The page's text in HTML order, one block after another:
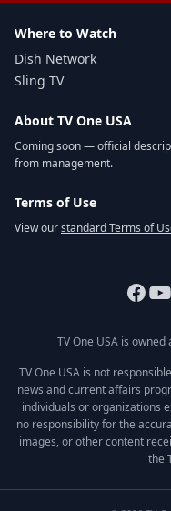
Where to Watch
Dish Network
Sling TV
About TV One USA
Coming soon — official
from management.
Terms of Use
View ourstandard Terms of
TV One USA is
TV One USA is not
news and current affairs
individuals or organizations
no responsibility for the
images, or other content
the